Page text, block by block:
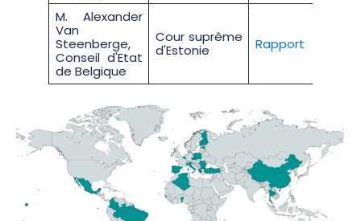
M. Alexander
Van
Steenberge,
Conseil d'Etat
de Belgique
Cour suprême
d'Estonie
Rapport